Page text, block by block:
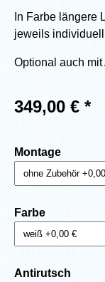
In Farbe längere
jeweils
Optional auch
349,00 € *
Montage
Farbe
Antirutsch